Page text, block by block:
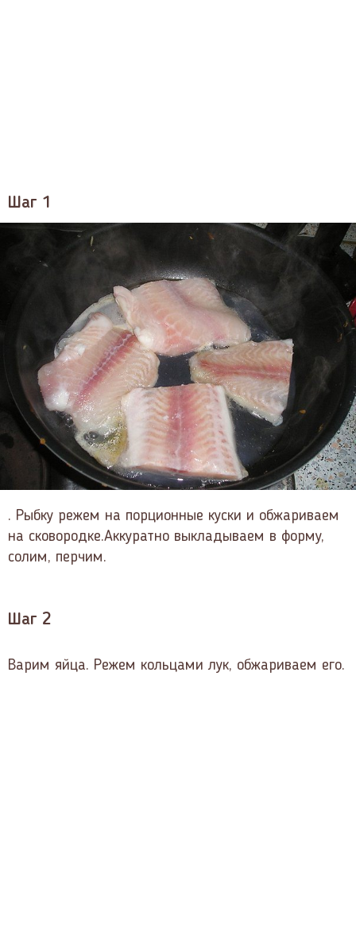
Шаг 1
. Рыбку режем на порционные куски и обжариваем
на сковородке.Аккуратно выкладываем в форму,
солим, перчим.
Шаг 2
Варим яйца. Режем кольцами лук, обжариваем его.